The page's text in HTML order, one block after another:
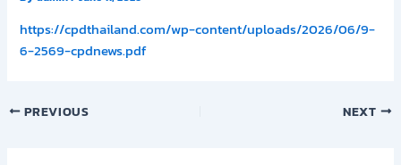
https://cpdthailand.com/wp-content/uploads/2026/06/9-
6-2569-cpdnews.pdf
PREVIOUS NEXT